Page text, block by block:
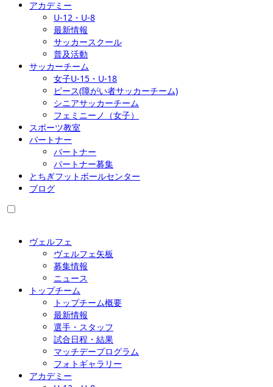
アカデミー
U-12・U-8
最新情報
サッカースクール
普及活動
サッカーチーム
女子U-15・U-18
ピース(障がい者サッカーチーム)
シニアサッカーチーム
フェミニーノ（女子）
スポーツ教室
パートナー
パートナー
パートナー募集
とちぎフットボールセンター
ブログ
ヴェルフェ
ヴェルフェ矢板
募集情報
ニュース
トップチーム
トップチーム概要
最新情報
選手・スタッフ
試合日程・結果
マッチデープログラム
フォトギャラリー
アカデミー